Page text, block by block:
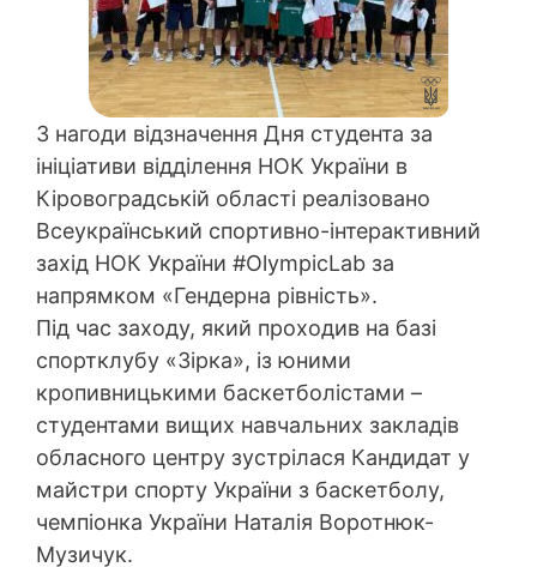
З нагоди відзначення Дня студента за
ініціативи відділення НОК України в
Кіровоградській області реалізовано
Всеукраїнський спортивно-інтерактивний
захід НОК України #OlympicLab за
напрямком «Гендерна рівність».
Під час заходу, який проходив на базі
спортклубу «Зірка», із юними
кропивницькими баскетболістами –
студентами вищих навчальних закладів
обласного центру зустрілася Кандидат у
майстри спорту України з баскетболу,
чемпіонка України Наталія Воротнюк-
Музичук.